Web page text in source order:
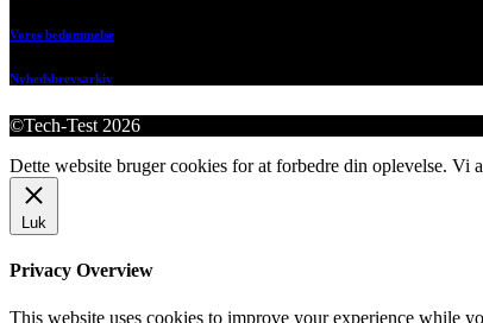
Vores bedømmelse
Nyhedsbrevsarkiv
©Tech-Test 2026
Dette website bruger cookies for at forbedre din oplevelse. Vi
Luk
Privacy Overview
This website uses cookies to improve your experience while